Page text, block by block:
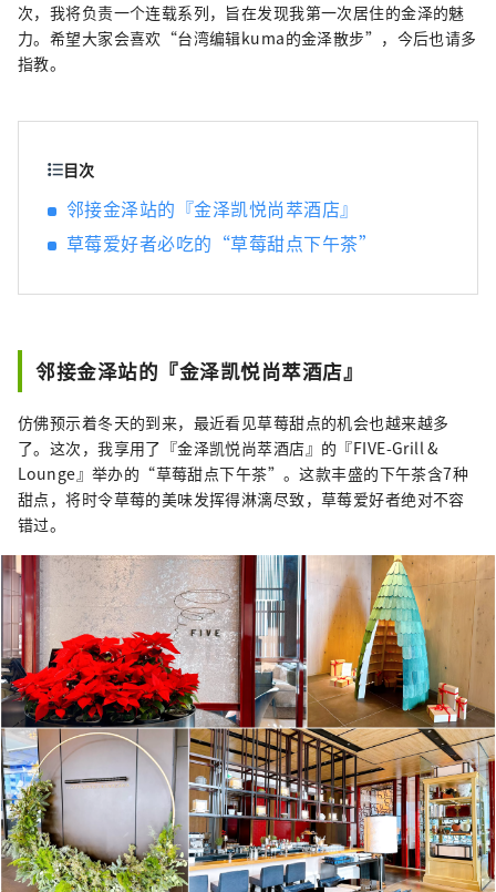
次，我将负责一个连载系列，旨在发现我第一次居住的金泽的魅
力。希望大家会喜欢“台湾编辑kuma的金泽散步”，今后也请多
指教。
目次
邻接金泽站的『金泽凯悦尚萃酒店』
草莓爱好者必吃的“草莓甜点下午茶”
邻接金泽站的『金泽凯悦尚萃酒店』
仿佛预示着冬天的到来，最近看见草莓甜点的机会也越来越多
了。这次，我享用了『金泽凯悦尚萃酒店』的『FIVE-Grill &
Lounge』举办的“草莓甜点下午茶”。这款丰盛的下午茶含7种
甜点，将时令草莓的美味发挥得淋漓尽致，草莓爱好者绝对不容
错过。